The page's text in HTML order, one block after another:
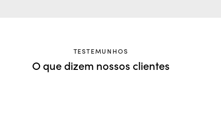
TESTEMUNHOS
O que dizem nossos clientes